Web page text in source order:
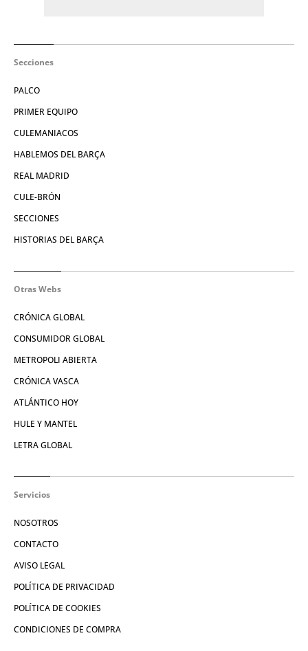
Secciones
PALCO
PRIMER EQUIPO
CULEMANIACOS
HABLEMOS DEL BARÇA
REAL MADRID
CULE-BRÓN
SECCIONES
HISTORIAS DEL BARÇA
Otras Webs
CRÓNICA GLOBAL
CONSUMIDOR GLOBAL
METROPOLI ABIERTA
CRÓNICA VASCA
ATLÁNTICO HOY
HULE Y MANTEL
LETRA GLOBAL
Servicios
NOSOTROS
CONTACTO
AVISO LEGAL
POLÍTICA DE PRIVACIDAD
POLÍTICA DE COOKIES
CONDICIONES DE COMPRA